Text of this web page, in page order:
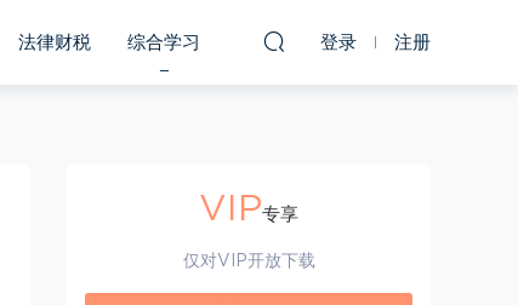
法律财税 综合学习 登录 注册
VIP专享
仅对VIP开放下载